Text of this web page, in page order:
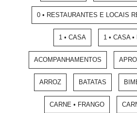
0 • RESTAURANTES E LOCAIS
1 • CASA 1 • CASA
ACOMPANHAMENTOS
ARROZ BATATAS
CARNE • FRANGO